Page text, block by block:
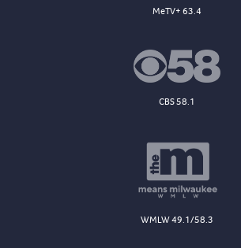
MeTV+ 63.4
CBS 58.1
WMLW 49.1/58.3